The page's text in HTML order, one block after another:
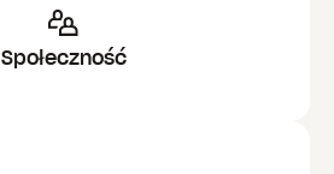
Społeczność